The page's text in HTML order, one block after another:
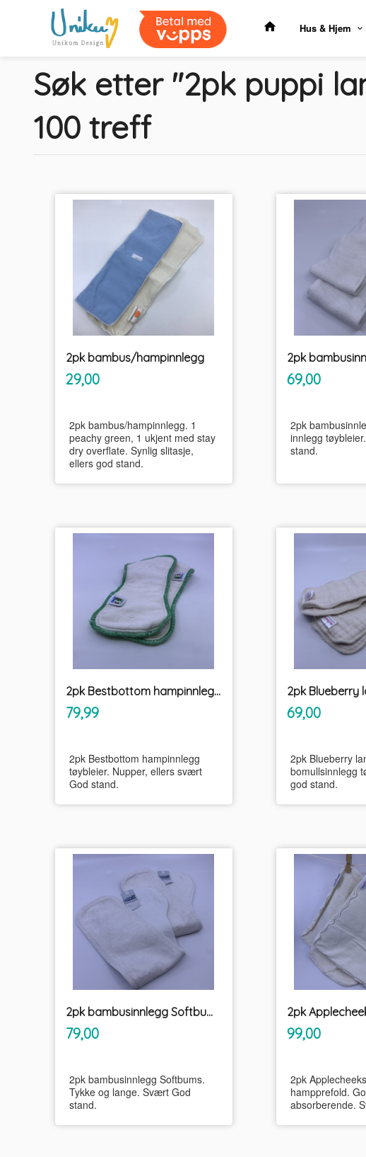
Hus & Hjem
Søk etter "2pk puppi
100 treff
2pk bambus/hampinnlegg
Pris
29,00mva.
2pk bambus/hampinnlegg. 1
peachy green, 1 ukjent med stay
dry overflate. Synlig slitasje,
ellers god stand.
Pris
69,00inkl.
mva.
2pk
innlegg
stand.
2pk Bestbottom hampinnlegg tøybleier
Pris
79,99inkl.
2pk Bestbottom hampinnlegg
tøybleier. Nupper, ellers svært
God stand.
Pris
69,00inkl.
mva.
2pk Blueberry
bomullsinnlegg
god stand.
2pk bambusinnlegg Softbums
Pris
79,00mva.
2pk bambusinnlegg Softbums.
Tykke og lange. Svært God
stand.
Pris
99,00inkl.
mva.
2pk
hampprefold.
absorberende.